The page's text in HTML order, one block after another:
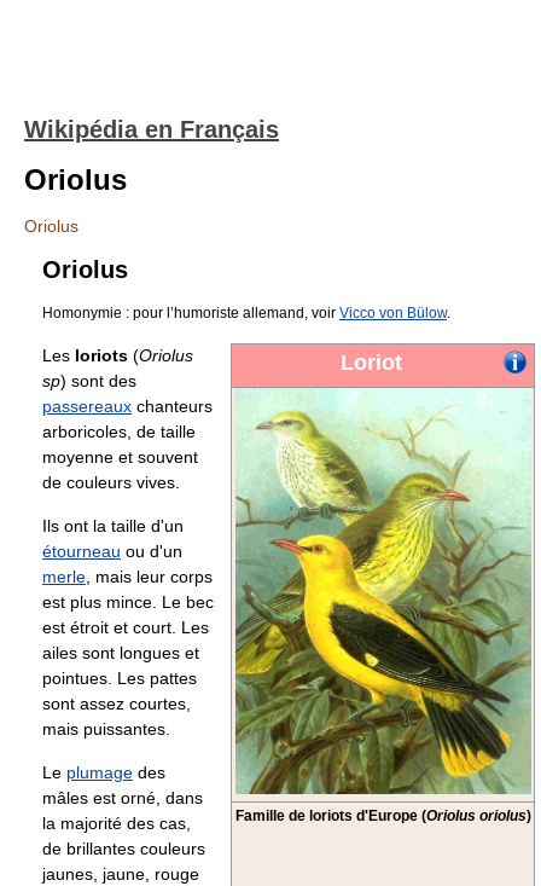
Wikipédia en Français
Oriolus
Oriolus
Oriolus
Homonymie : pour l’humoriste allemand, voir Vicco von Bülow.
Loriot
Famille de loriots d'Europe (Oriolus oriolus)
Les loriots (Oriolus
sp) sont des
passereaux chanteurs
arboricoles, de taille
moyenne et souvent
de couleurs vives.
Ils ont la taille d'un
étourneau ou d'un
merle , mais leur corps
est plus mince. Le bec
est étroit et court. Les
ailes sont longues et
pointues. Les pattes
sont assez courtes,
mais puissantes.
Le plumage des
mâles est orné, dans
la majorité des cas,
de brillantes couleurs
jaunes, jaune, rouge